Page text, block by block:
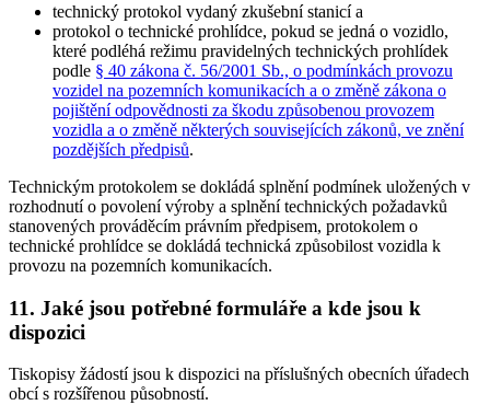
technický protokol vydaný zkušební stanicí a
protokol o technické prohlídce, pokud se jedná o vozidlo,
které podléhá režimu pravidelných technických prohlídek
podle § 40 zákona č. 56/2001 Sb., o podmínkách provozu
vozidel na pozemních komunikacích a o změně zákona o
pojištění odpovědnosti za škodu způsobenou provozem
vozidla a o změně některých souvisejících zákonů, ve znění
pozdějších předpisů.
Technickým protokolem se dokládá splnění podmínek uložených v
rozhodnutí o povolení výroby a splnění technických požadavků
stanovených prováděcím právním předpisem, protokolem o
technické prohlídce se dokládá technická způsobilost vozidla k
provozu na pozemních komunikacích.
11. Jaké jsou potřebné formuláře a kde jsou k
dispozici
Tiskopisy žádostí jsou k dispozici na příslušných obecních úřadech
obcí s rozšířenou působností.